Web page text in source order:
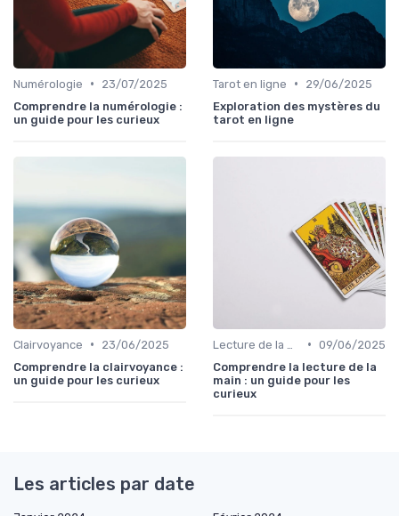
Numérologie •
23/07/2025
Comprendre la numérologie :
un guide pour les curieux
Tarot en ligne •
29/06/2025
Exploration des mystères du
tarot en ligne
Clairvoyance •
23/06/2025
Comprendre la clairvoyance :
un guide pour les curieux
• 09/06/2025
Comprendre la lecture de la
main : un guide pour les
curieux
Les articles par date